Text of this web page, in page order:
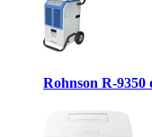
Rohnson R-